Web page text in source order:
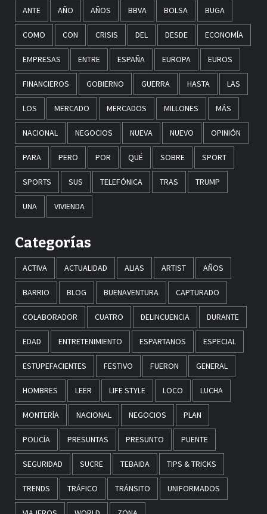
ANTE AÑO AÑOS BBVA BOLSA BUGA
COMO CON CRISIS DEL DESDE ECONOMÍA
EMPRESAS ENTRE ESPAÑA EUROPA EUROS
FINANCIEROS GOBIERNO GUERRA HASTA LAS
LOS MERCADO MERCADOS MILLONES MÁS
NACIONAL NEGOCIOS NUEVA NUEVO OPINIÓN
PARA PERO POR QUÉ SOBRE SPORT
SPORTS SUS TELEFÓNICA TRAS TRUMP
UNA VIVIENDA
Categorías
ACTIVA ACTUALIDAD ALIAS ARTIST AÑOS
BARRIO BLOG BUENAVENTURA CAPTURADO
COLABORADOR CUATRO DELINCUENCIA DURANTE
EDAD ENTRETENIMIENTO ESPARTANOS ESPECIAL
ESTUPEFACIENTES FESTIVO FUERON GENERAL
HOMBRES LEER LIFE STYLE LOCO LUCHA
MONTERÍA NACIONAL NEGOCIOS PLAN
POLICÍA PRESUNTAS PRESUNTO PUENTE
SEGURIDAD SUCRE TEBAIDA TIPS & TRICKS
TRENDS TRÁFICO TRÁNSITO UNIFORMADOS